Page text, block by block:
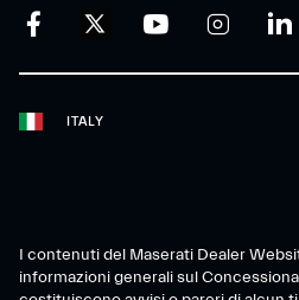
ITALY
I contenuti del Maserati Dealer
informazioni generali sul